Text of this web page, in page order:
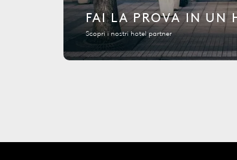
FAI LA PROVA IN UN
Scopri i nostri hotel partner